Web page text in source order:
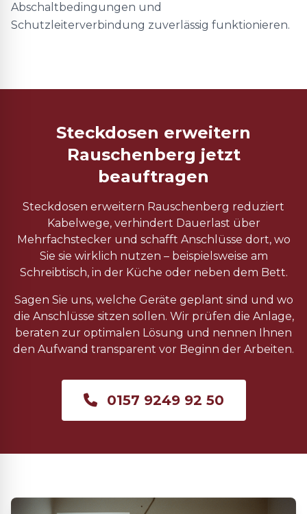
Abschaltbedingungen und
Schutzleiterverbindung zuverlässig funktionieren.
Steckdosen erweitern
Rauschenberg jetzt
beauftragen
Steckdosen erweitern Rauschenberg reduziert
Kabelwege, verhindert Dauerlast über
Mehrfachstecker und schafft Anschlüsse dort, wo
Sie sie wirklich nutzen – beispielsweise am
Schreibtisch, in der Küche oder neben dem Bett.
Sagen Sie uns, welche Geräte geplant sind und wo
die Anschlüsse sitzen sollen. Wir prüfen die Anlage,
beraten zur optimalen Lösung und nennen Ihnen
den Aufwand transparent vor Beginn der Arbeiten.
0157 9249 92 50